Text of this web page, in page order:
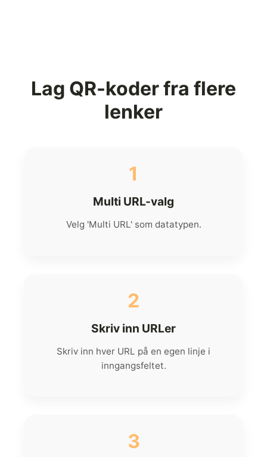
Lag QR-koder fra flere
lenker
1
Multi URL-valg
Velg 'Multi URL' som datatypen.
2
Skriv inn URLer
Skriv inn hver URL på en egen linje i
inngangsfeltet.
3